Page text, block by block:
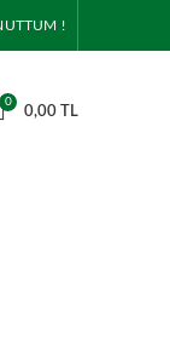
!
0
0,00 TL